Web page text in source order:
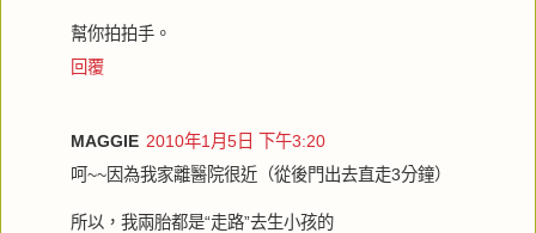
幫你拍拍手。
回覆
MAGGIE 2010年1月5日 下午3:20
呵~~因為我家離醫院很近（從後門出去直走3分鐘）
所以，我兩胎都是“走路”去生小孩的